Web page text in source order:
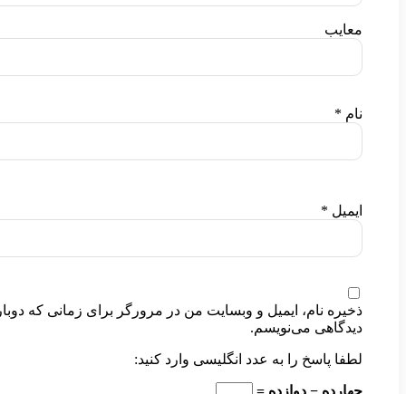
معایب
نام *
ایمیل *
ذخیره نام، ایمیل و وبسایت من در مرورگر برای زمانی که
دیدگاهی می‌نویسم.
لطفا پاسخ را به عدد انگلیسی وارد کنید:
چهارده − دوازده =